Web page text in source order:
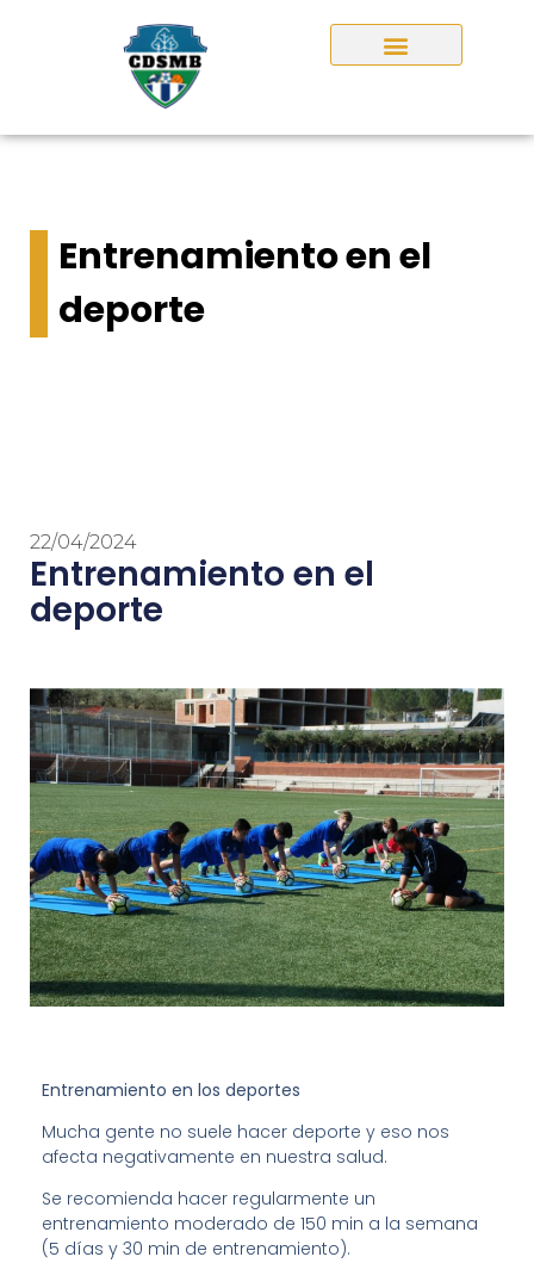
Entrenamiento en el
deporte
22/04/2024
Entrenamiento en el
deporte
Entrenamiento en los deportes
Mucha gente no suele hacer deporte y eso nos
afecta negativamente en nuestra salud.
Se recomienda hacer regularmente un
entrenamiento moderado de 150 min a la semana
(5 días y 30 min de entrenamiento).